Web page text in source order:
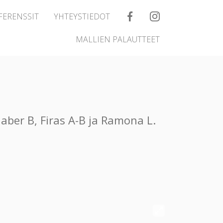
YHTEYSTIEDOT
MALLIEN PALAUTTEET
B, Firas A-B ja Ramona L.